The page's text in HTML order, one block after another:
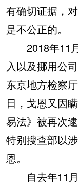
有确切证据，
是不公正的。
2018年11月
入以及挪用公
东京地方检察
日，戈恩又因
易法》被再次
特别搜查部以
恩。
自去年11月